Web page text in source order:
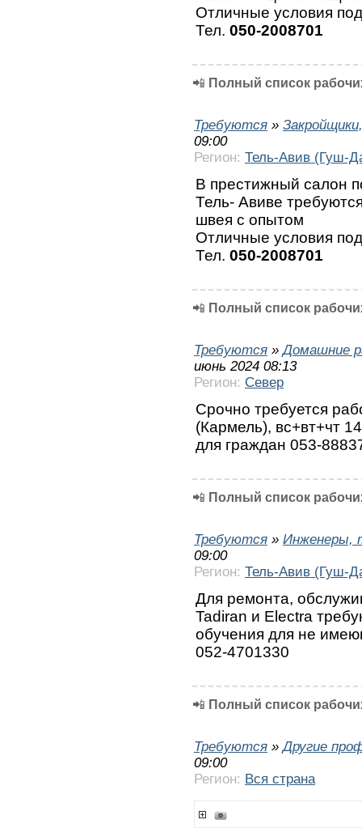
Отличные условия
Тел. 050-2008701
📲 Полный список
Требуются »
09:00
Регион: Тель-Авив (Гуш-
В престижный салон
Тель- Авиве
швея с опытом
Отличные условия
Тел. 050-2008701
📲 Полный список
Требуются »Домашние
июнь 2024 08:13
Регион: Север
Срочно требуется
(Кармель), вс+вт+чт
для граждан 053-
📲 Полный список
Требуются » Инженеры,
09:00
Регион: Тель-Авив (Гуш-
Для ремонта,
Tadiran и Electra
обучения для не
052-4701330
📲 Полный список
Требуются »Другие
09:00
Регион: Вся страна